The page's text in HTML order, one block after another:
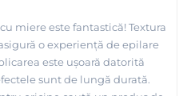
miere este fantastică! Textura
o experiență de epilare
este ușoară datorită
sunt de lungă durată.